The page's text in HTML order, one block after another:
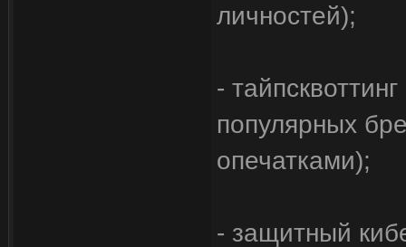
личностей);
-
популярных
опечатками);
- защитный